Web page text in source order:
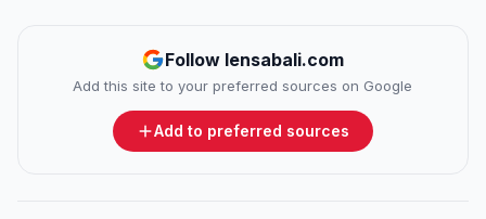
Follow lensabali.com
Add this site to your preferred sources on Google
Add to preferred sources